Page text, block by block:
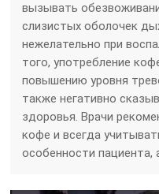
вызывать
слизистых оболочек
нежелательно при
того, употребление
повышению уровня
также негативно
здоровья. Врачи
кофе и всегда
особенности